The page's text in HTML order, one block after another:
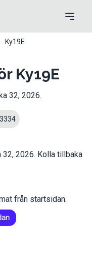
Ky19E
Ky19E
32, 2026.
3334
32, 2026. Kolla tillbaka
från startsidan.